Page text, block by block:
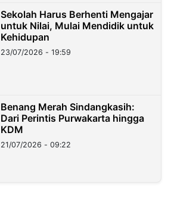
Sekolah Harus Berhenti Mengajar
untuk Nilai, Mulai Mendidik untuk
Kehidupan
23/07/2026 - 19:59
Benang Merah Sindangkasih:
Dari Perintis Purwakarta hingga
KDM
21/07/2026 - 09:22